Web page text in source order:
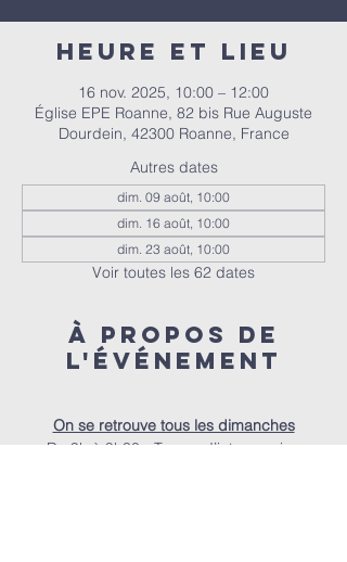
Heure et lieu
16 nov. 2025, 10:00 – 12:00
Église EPE Roanne, 82 bis Rue Auguste
Dourdein, 42300 Roanne, France
Autres dates
dim. 09 août, 10:00
dim. 16 août, 10:00
dim. 23 août, 10:00
Voir toutes les 62 dates
À propos de
l'événement
On se retrouve tous les dimanches
De 9h à 9h30 - Temps d’intercession